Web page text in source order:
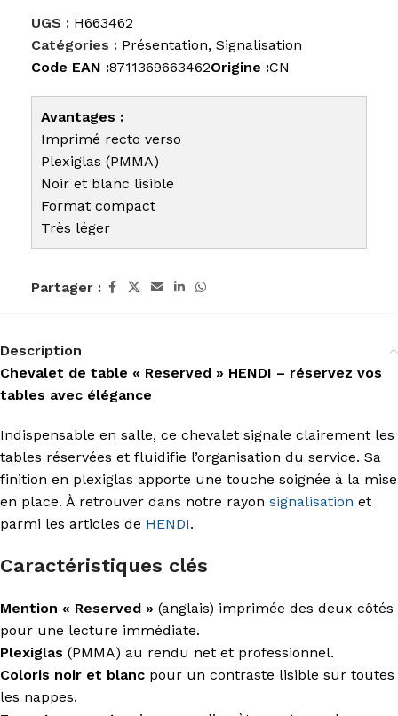
UGS : H663462
Catégories : Présentation, Signalisation
Code EAN :8711369663462Origine :CN
Avantages :
Imprimé recto verso
Plexiglas (PMMA)
Noir et blanc lisible
Format compact
Très léger
Partager :
Description
Chevalet de table « Reserved » HENDI – réservez vos
tables avec élégance
Indispensable en salle, ce chevalet signale clairement les
tables réservées et fluidifie l’organisation du service. Sa
finition en plexiglas apporte une touche soignée à la mise
en place. À retrouver dans notre rayon signalisation et
parmi les articles de HENDI.
Caractéristiques clés
Mention « Reserved » (anglais) imprimée des deux côtés
pour une lecture immédiate.
Plexiglas (PMMA) au rendu net et professionnel.
Coloris noir et blanc pour un contraste lisible sur toutes
les nappes.